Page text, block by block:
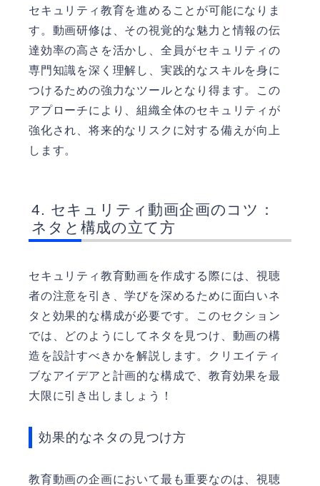
セキュリティ教育を進めることが可能になりま
す。動画研修は、その視覚的な魅力と情報の伝
達効率の高さを活かし、全員がセキュリティの
専門知識を深く理解し、実践的なスキルを身に
つけるための強力なツールとなり得ます。この
アプローチにより、組織全体のセキュリティが
強化され、将来的なリスクに対する備えが向上
します。
セキュリティ動画企画のコツ：
ネタと構成の立て方
セキュリティ教育動画を作成する際には、視聴
者の注意を引き、学びを深めるために面白いネ
タと効果的な構成が必要です。このセクション
では、どのようにしてネタを見つけ、動画の構
造を設計すべきかを解説します。クリエイティ
ブなアイデアと計画的な構成で、教育効果を最
大限に引き出しましょう！
効果的なネタの見つけ方
教育動画の企画において最も重要なのは、視聴